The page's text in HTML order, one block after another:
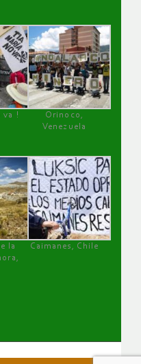
va !
Orinoco,
Venezuela
la
Caimanes, Chile